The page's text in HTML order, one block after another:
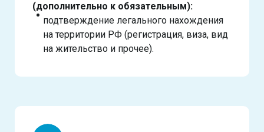
(дополнительно к обязательным):
подтверждение легального нахождения
на территории РФ (регистрация, виза, вид
на жительство и прочее).